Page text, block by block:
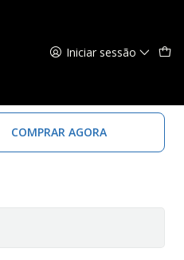
Iniciar sessão
COMPRAR AGORA